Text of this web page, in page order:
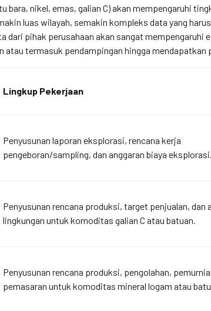
bara, nikel, emas, galian C) akan mempengaruhi
luas wilayah, semakin kompleks data yang
dari pihak perusahaan akan sangat mempengaruhi
atau termasuk pendampingan hingga mendapatkan
Lingkup Pekerjaan
Penyusunan laporan eksplorasi, rencana kerja
pengeboran/sampling, dan anggaran biaya eksplorasi.
Penyusunan rencana produksi, target penjualan, dan
lingkungan untuk komoditas galian C atau batuan.
Penyusunan rencana produksi, pengolahan,
pemasaran untuk komoditas mineral logam atau